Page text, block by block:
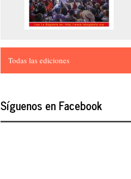
Todas las ediciones
Síguenos en Facebook